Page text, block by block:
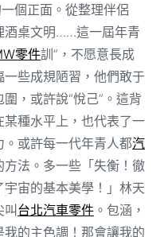
個正面。從整理伴侶
酒桌文明……這一屆年青
零件訓”，不愿意長成
些成規陋習，他們敢于
，或許說“悅己”。這背
種水平上，也代表了一
。或許每一代年青人都汽
方法。多一些「失衡！徹
宙的基本美學！」林天
叫台北汽車零件。包涵，
的主色調！那會讓我的